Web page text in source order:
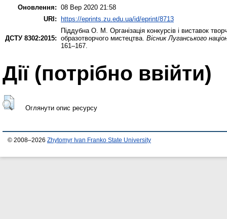
Оновлення: 08 Вер 2020 21:58
URI: https://eprints.zu.edu.ua/id/eprint/8713
ДСТУ 8302:2015:
Піддубна О. М. Організація конкурсів і виставок
образотворчого мистецтва. Вісник Луганського
161–167.
Дії ​​(потрібно ввійти)
Оглянути опис ресурсу
© 2008–2026 Zhytomyr Ivan Franko State University